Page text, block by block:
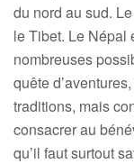
du nord au sud.
le Tibet. Le Népal
nombreuses
quête
traditions, mais
consacrer au
qu’il faut surtout